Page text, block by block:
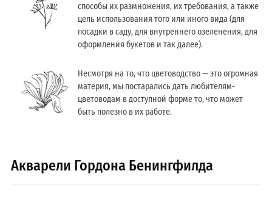
способы их размножения, их требования, а также
цель использования того или иного вида (для
посадки в саду, для внутреннего озеленения, для
оформления букетов и так далее).
Несмотря на то, что цветоводство — это огромная
материя, мы постарались дать любителям-
цветоводам в доступной форме то, что может
быть полезно в их работе.
Акварели Гордона Бенингфилда